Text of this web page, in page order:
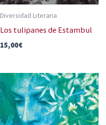
Diversidad Literaria
Los tulipanes de Estambul
15,00€